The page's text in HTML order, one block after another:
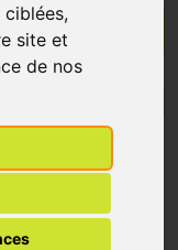
site et
de nos